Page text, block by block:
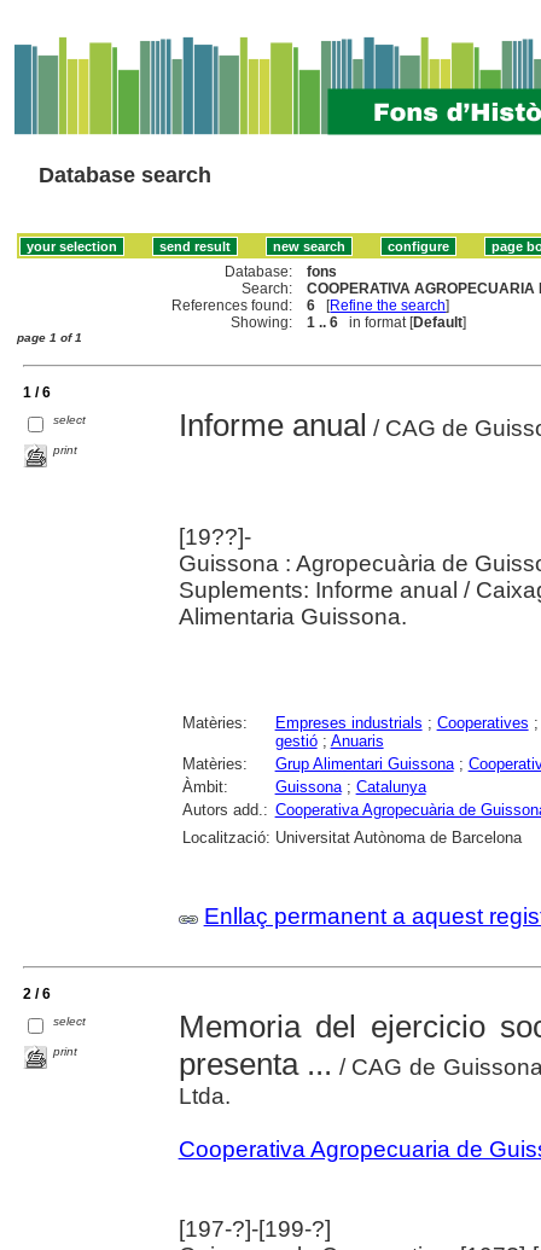
Database search
Database:
fons
Search:
COOPERATIVA AGROPECUARIA
References found:
6 [Refine the search]
Showing:
1 .. 6 in format [Default]
page 1 of 1
1 / 6
select
print
Informe anual / CAG de
[19??]-
Guissona : Agropecuària de
Suplements: Informe anual /
Alimentaria Guissona.
Matèries: Empreses industrials ; Cooperatives
gestió; Anuaris
Matèries:
Grup Alimentari Guissona;
Àmbit:
Guissona; Catalunya
Autors add.: Cooperativa Agropecuària de
Localització: Universitat Autònoma de Barcelona
Enllaç permanent a aquest
2 / 6
select
print
Memoria del ejercicio
presenta ... / CAG de
Ltda.
Cooperativa Agropecuaria de
[197-?]-[199-?]